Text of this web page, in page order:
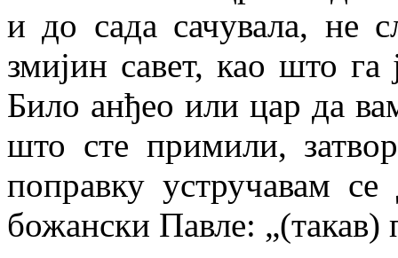
и до сада сачувала, не
змијин савет, као што
Било анђео или цар да
што сте примили,
поправку устручавам
божански Павле: